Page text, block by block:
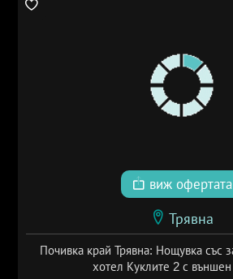
виж офертата
Трявна
Почивка край Трявна: Нощувка със
хотел Куклите 2 с